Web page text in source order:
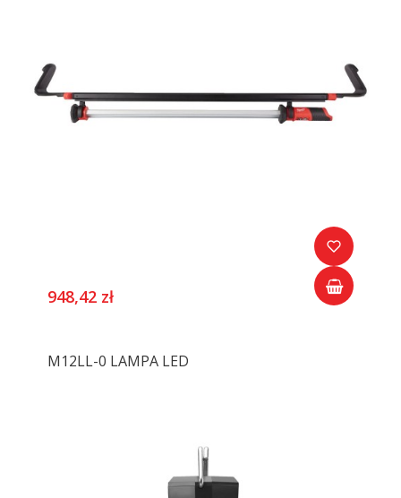
948,42 zł
M12LL-0 LAMPA LED